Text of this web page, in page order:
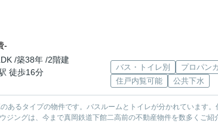
-
/築38年 /2階建
徒歩16分
バス・トイレ別
プロパン
住戸内覧可能
公共下水
あるタイプの物件です。バスルームとトイレが分かれています
ングは、今まで真岡鉄道下館二高前の不動産物件を数多くご紹